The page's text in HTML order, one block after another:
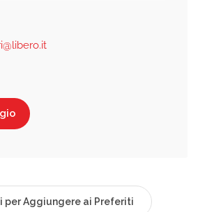
per Aggiungere ai Preferiti